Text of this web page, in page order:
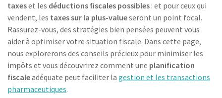
taxeset les déductions fiscales possibles : et pour ceux qui
vendent, les taxes sur la plus-valueseront un point focal.
Rassurez-vous, des stratégies bien pensées peuvent vous
aider à optimiser votre situation fiscale. Dans cette page,
nous explorerons des conseils précieux pour minimiser les
impôts et vous découvrirez comment une planification
fiscaleadéquate peut faciliter la gestion et les transactions
pharmaceutiques.